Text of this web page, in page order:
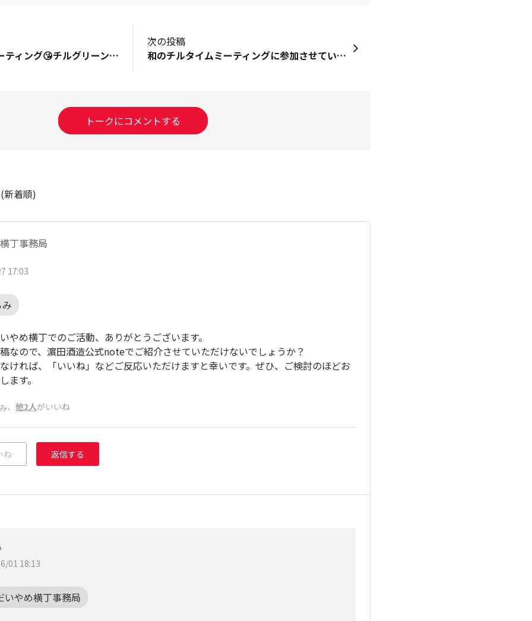
和のチルタイムミーティング😘チルグリーンは、蓮茶割り🙆💘クリチでは無く、オイコスの水切りに、かつお節。💘白だしGOLDのだし巻き💘エンドウ豆塩ゆで、かつお節。💘おチビちゃんが家庭科授業で習った、ほうれん草（主人の家庭菜園）おひたし。
次の投稿
和のチルタイムミーティングに参加させていただきました！チルグリーンは和のおつまみとも相性最高ですね…！白だしってあんなに使い道があるんだ！と知ることができました。オンラインでしたが、本当に楽しい時間で、隣に居合わせた彼が一番楽しそうでした笑 &nbsp;お騒がせしました💦(チルグリーンは初めて飲んだようですが、好きなお酒ベスト5に入る！ハイボールより好き！まで言っていました)【昨日のおつまみ】・長島町の新じゃがとイカのバター炒め・クリームチーズの白だし和え・白なすの煮浸し・だし巻き卵・長芋ときゅうりのわさび和え・紫キャベツのマリネ・味噌大葉焼きおにぎり風チャーハン
トークにコメントする
(新着順)
丁事務局
17:03
やめ横丁でのご活動、ありがとうございます。
なので、濵田酒造公式noteでご紹介させていただけないでしょうか？
ければ、「いいね」などご反応いただけますと幸いです。ぜひ、ご検討のほどお
ます。
、 他2人がいいね
ね 返信する
01 18:13
いやめ横丁事務局